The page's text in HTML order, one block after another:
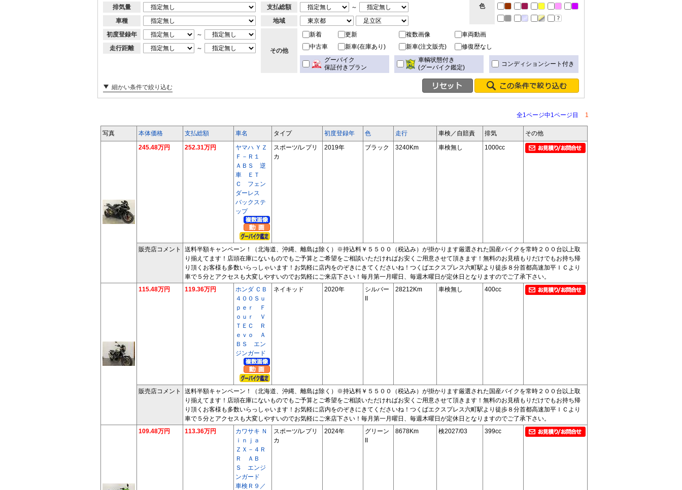
排気量
車種
初度登録年
～
走行距離
～
支払総額
～
地域
色
その他
新着 更新 複数画像
車両動画
中古車
新車(在庫あり) 新車(注文販売)
修復歴なし
グーバイク
保証付きプラン
車輌状態付き
(グーバイク鑑定)
コンディションシート付き
細かい条件で絞り込む
全1ページ中1ページ目 1
写真 本体価格 支払総額 車名 タイプ 初度登録年 色 走行 車検／自賠責 排気
その他
245.48万円
252.31万円
ヤマハ ＹＺ
Ｆ－Ｒ１
ＡＢＳ 逆
車 ＥＴ
Ｃ フェン
ダーレス
バックステ
ップ
スポーツ/レプリ
カ
2019年 ブラック 3240Km 車検無し 1000cc
販売店コメント
送料半額キャンペーン！（北海道、沖縄、離島は除く）※持込料￥５５００（税込み）が掛かります厳選された国産バイクを常時２００台以上取
り揃えてます！店頭在庫にないものでもご予算とご希望をご相談いただければお安くご用意させて頂きます！無料のお見積もりだけでもお持ち帰
り頂くお客様も多数いらっしゃいます！お気軽に店内をのぞきにきてくださいね！つくばエクスプレス六町駅より徒歩８分首都高速加平ＩＣより
車で５分とアクセスも大変しやすいのでお気軽にご来店下さい！毎月第一月曜日、毎週木曜日が定休日となりますのでご了承下さい。
115.48万円
119.36万円
ホンダ ＣＢ
４００Ｓｕ
ｐｅｒ Ｆ
ｏｕｒ Ｖ
ＴＥＣ Ｒ
ｅｖｏ Ａ
ＢＳ エン
ジンガード
ネイキッド 2020年
シルバー
II
28212Km 車検無し 400cc
販売店コメント
送料半額キャンペーン！（北海道、沖縄、離島は除く）※持込料￥５５００（税込み）が掛かります厳選された国産バイクを常時２００台以上取
り揃えてます！店頭在庫にないものでもご予算とご希望をご相談いただければお安くご用意させて頂きます！無料のお見積もりだけでもお持ち帰
り頂くお客様も多数いらっしゃいます！お気軽に店内をのぞきにきてくださいね！つくばエクスプレス六町駅より徒歩８分首都高速加平ＩＣより
車で５分とアクセスも大変しやすいのでお気軽にご来店下さい！毎月第一月曜日、毎週木曜日が定休日となりますのでご了承下さい。
109.48万円
113.36万円
カワサキ Ｎ
ｉｎｊａ
ＺＸ－４Ｒ
Ｒ ＡＢ
Ｓ エンジ
ンガード
車検Ｒ９／
スポーツ/レプリ
カ
2024年
グリーン
II
8678Km 検2027/03 399cc